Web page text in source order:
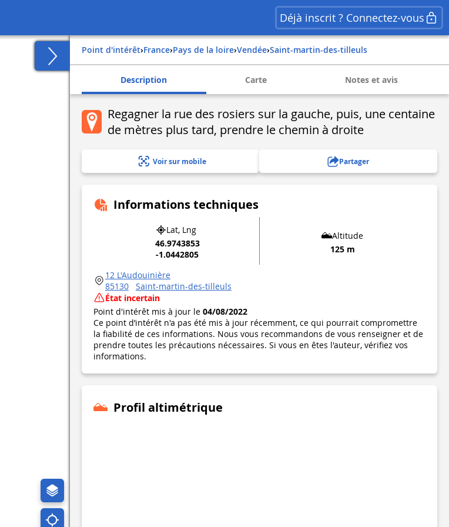
Déjà inscrit ? Connectez-vous
Point d'intérêt› france› pays de la loire› vendée› saint-martin-des-tilleuls
Description Carte Notes et avis
Regagner la rue des rosiers sur la gauche, puis, une centaine
de mètres plus tard, prendre le chemin à droite
Voir sur mobile Partager
Informations techniques
Lat, Lng
46.9743853
-1.0442805
Altitude
125 m
12 L'Audouinière
85130
Saint-martin-des-tilleuls
État incertain
Point d'intérêt mis à jour le 04/08/2022
Ce point d’intérêt n'a pas été mis à jour récemment, ce qui pourrait compromettre
la fiabilité de ces informations. Nous vous recommandons de vous renseigner et de
prendre toutes les précautions nécessaires. Si vous en êtes l'auteur, vérifiez vos
informations.
Profil altimétrique